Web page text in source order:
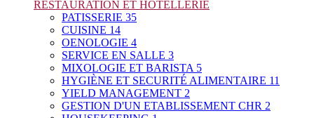
RESTAURATION ET HÔTELLERIE
PATISSERIE 35
CUISINE 14
OENOLOGIE 4
SERVICE EN SALLE 3
MIXOLOGIE ET BARISTA 5
HYGIÈNE ET SECURITÉ ALIMENTAIRE 11
YIELD MANAGEMENT 2
GESTION D'UN ETABLISSEMENT CHR 2